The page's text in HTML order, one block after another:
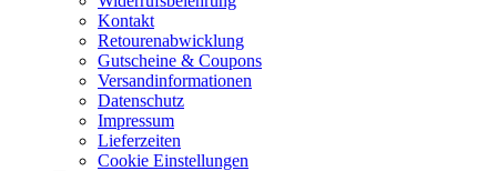
Kontakt
Retourenabwicklung
Gutscheine & Coupons
Versandinformationen
Datenschutz
Impressum
Lieferzeiten
Cookie Einstellungen